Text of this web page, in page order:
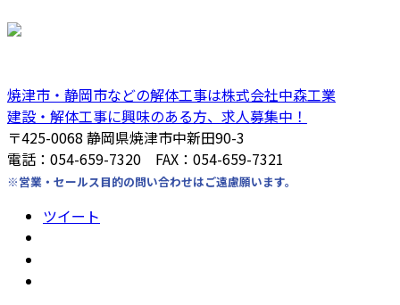
焼津市・静岡市などの解体工事は株式会社中森工業
建設・解体工事に興味のある方、求人募集中！
〒425-0068 静岡県焼津市中新田90-3
電話：054-659-7320 FAX：054-659-7321
※営業・セールス目的の問い合わせはご遠慮願います。
ツイート